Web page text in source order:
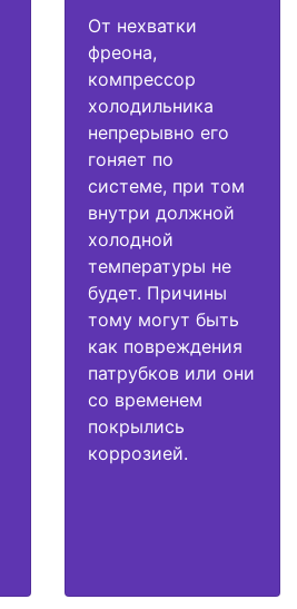
От нехватки
фреона,
компрессор
холодильника
непрерывно его
гоняет по
системе, при том
внутри должной
холодной
температуры не
будет. Причины
тому могут быть
как повреждения
патрубков или они
со временем
покрылись
коррозией.